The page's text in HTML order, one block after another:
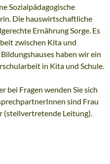
Sozialpädagogische
Die hauswirtschaftliche
Ernährung Sorge. Es
zwischen Kita und
haben wir ein
in Kita und Schule.
bei Fragen wenden Sie sich
sind Frau
(stellvertretende Leitung).